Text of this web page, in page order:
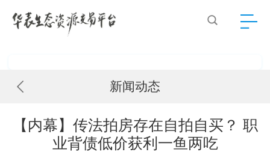
新闻动态
【内幕】传法拍房存在自拍自买？ 职
业背债低价获利一鱼两吃